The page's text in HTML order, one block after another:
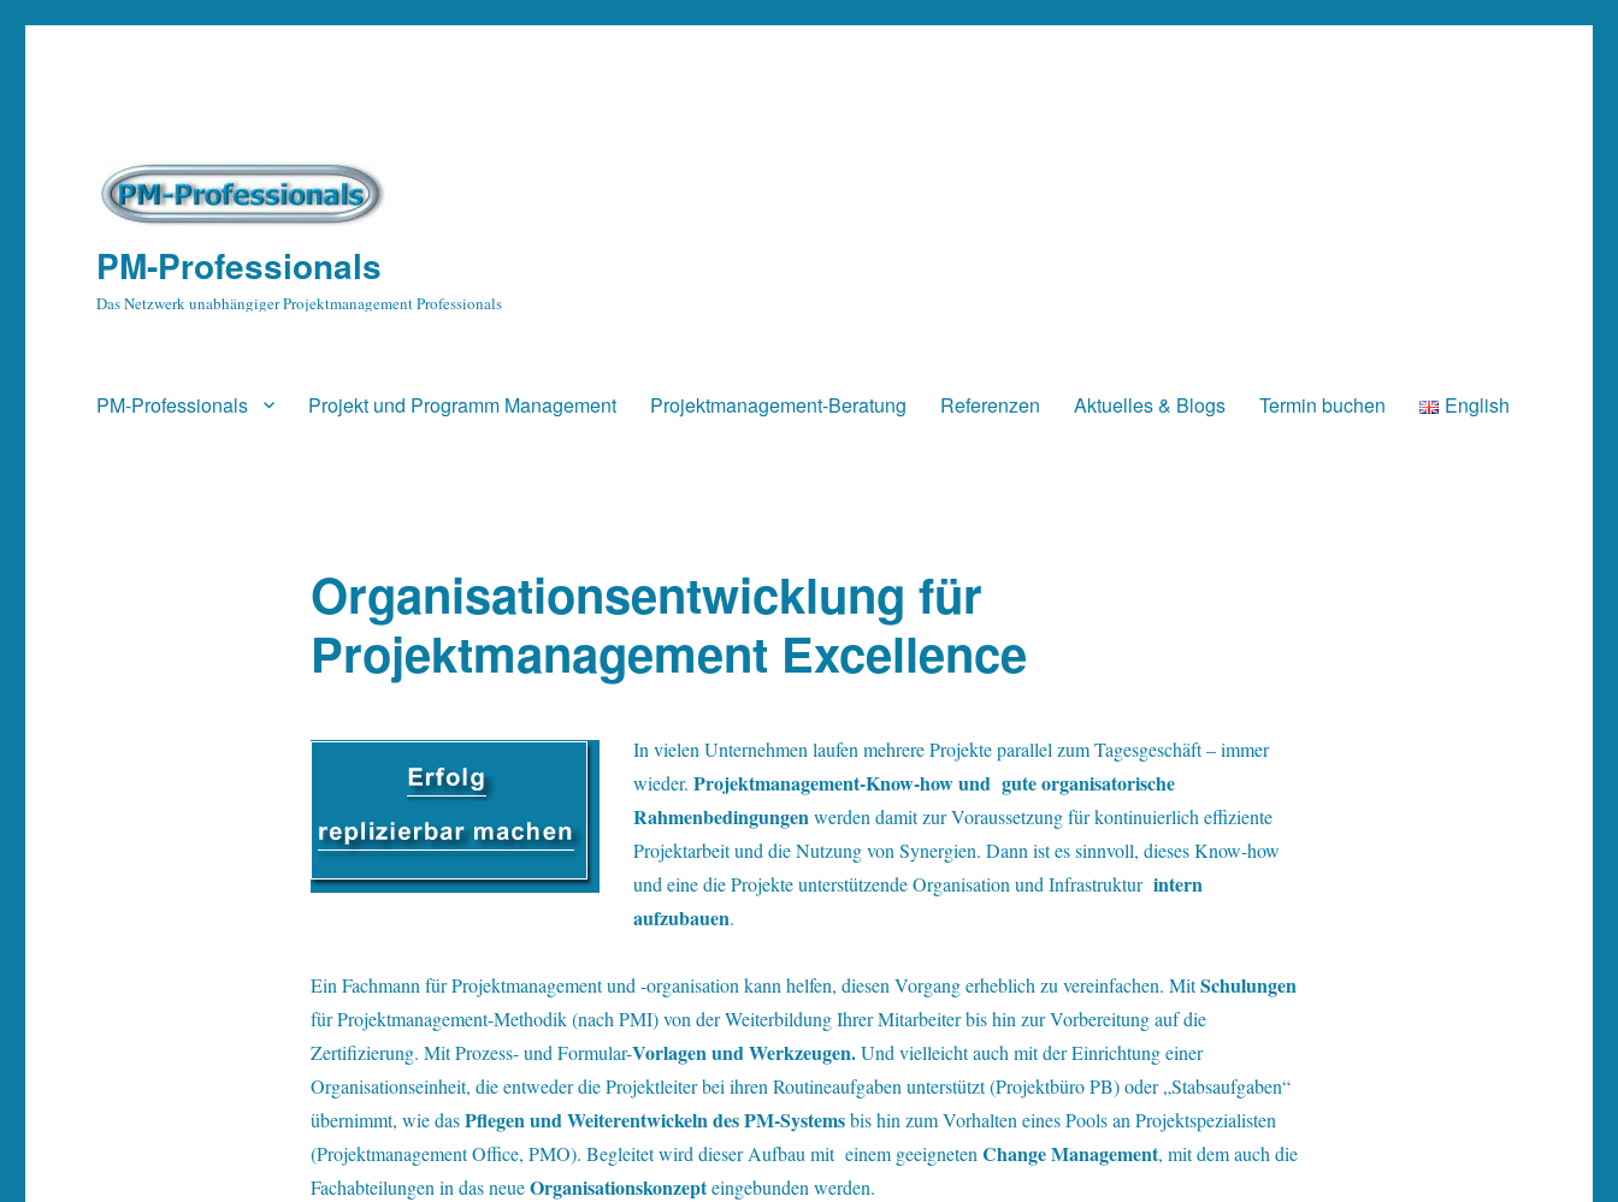
PM-Professionals
Das Netzwerk unabhängiger Projektmanagement Professionals
PM-Professionals Projekt und Programm Management Projektmanagement-Beratung Referenzen Aktuelles & Blogs Termin buchen English
Organisationsentwicklung für
Projektmanagement Excellence
In vielen Unternehmen laufen mehrere Projekte parallel zum Tagesgeschäft – immer
wieder. Projektmanagement-Know-how und gute organisatorische
Rahmenbedingungen werden damit zur Voraussetzung für kontinuierlich effiziente
Projektarbeit und die Nutzung von Synergien. Dann ist es sinnvoll, dieses Know-how
und eine die Projekte unterstützende Organisation und Infrastruktur intern
aufzubauen.
Ein Fachmann für Projektmanagement und -organisation kann helfen, diesen Vorgang erheblich zu vereinfachen. MitSchulungen
für Projektmanagement-Methodik (nach PMI) von der Weiterbildung Ihrer Mitarbeiter bis hin zur Vorbereitung auf die
Zertifizierung. Mit Prozess- und Formular-Vorlagen undWerkzeugen.Und vielleicht auch mit der Einrichtung einer
Organisationseinheit, die entweder die Projektleiter bei ihren Routineaufgaben unterstützt (Projektbüro PB) oder „Stabsaufgaben“
übernimmt, wie dasPflegen und Weiterentwickeln des PM-Systemsbis hin zum Vorhalten eines Pools an Projektspezialisten
(Projektmanagement Office, PMO). Begleitet wird dieser Aufbau mit einem geeigneten Change Management, mit dem auch die
Fachabteilungen in das neueOrganisationskonzepteingebunden werden.